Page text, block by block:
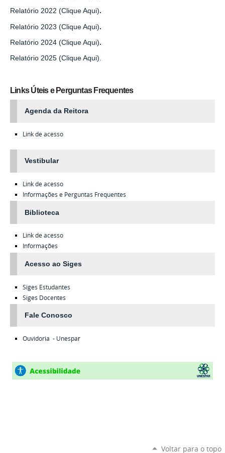
Relatório 2022 (Clique Aqui).
Relatório 2023 (Clique Aqui).
Relatório 2024 (Clique Aqui).
Relatório 2025 (Clique Aqui).
Links Úteis e Perguntas Frequentes
Agenda da Reitora
Link de acesso
Vestibular
Link de acesso
Informações e Perguntas Frequentes
Biblioteca
Link de acesso
Informações
Acesso ao Siges
Siges Estudantes
Siges Docentes
Fale Conosco
Ouvidoria - Unespar
Voltar para o topo